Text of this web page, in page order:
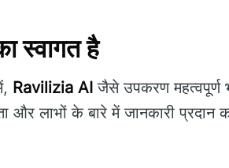
स्वागत है
Ravilizia AI जैसे उपकरण महत्वपूर्ण
और लाभों के बारे में जानकारी प्रदान